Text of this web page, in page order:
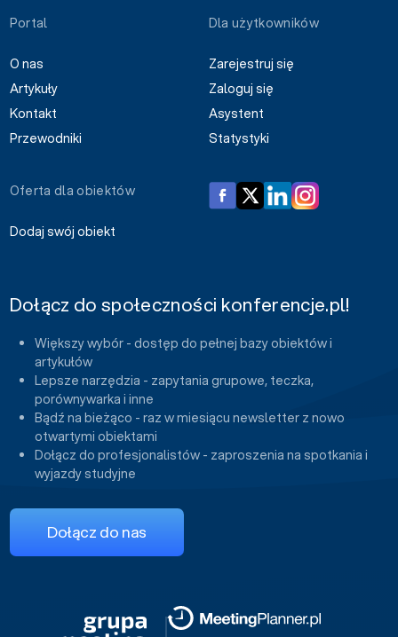
Portal
O nas
Artykuły
Kontakt
Przewodniki
Dla użytkowników
Zarejestruj się
Zaloguj się
Asystent
Statystyki
Oferta dla obiektów
Dodaj swój obiekt
Dołącz do społeczności konferencje.pl!
Większy wybór - dostęp do pełnej bazy obiektów i
artykułów
Lepsze narzędzia - zapytania grupowe, teczka,
porównywarka i inne
Bądź na bieżąco - raz w miesiącu newsletter z nowo
otwartymi obiektami
Dołącz do profesjonalistów - zaproszenia na spotkania i
wyjazdy studyjne
Dołącz do nas